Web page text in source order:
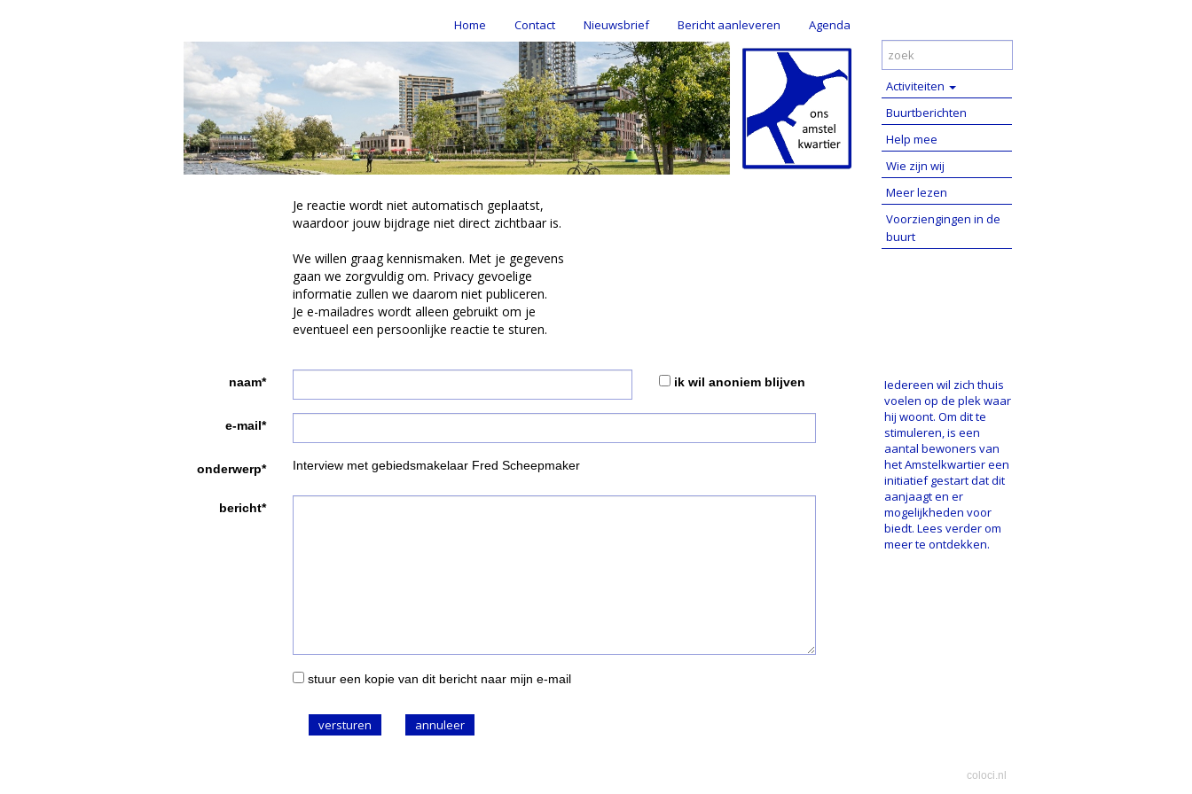
Home Contact Nieuwsbrief Bericht aanleveren Agenda
Je reactie wordt niet automatisch geplaatst,
waardoor jouw bijdrage niet direct zichtbaar is.
We willen graag kennismaken. Met je gegevens
gaan we zorgvuldig om. Privacy gevoelige
informatie zullen we daarom niet publiceren.
Je e-mailadres wordt alleen gebruikt om je
eventueel een persoonlijke reactie te sturen.
naam* ik wil anoniem blijven
e-mail*
onderwerp* Interview met gebiedsmakelaar Fred Scheepmaker
bericht*
stuur een kopie van dit bericht naar mijn e-mail
versturen
Activiteiten
Buurtberichten
Help mee
Wie zijn wij
Meer lezen
Voorziengingen in de
buurt
Iedereen wil zich thuis
voelen op de plek waar
hij woont. Om dit te
stimuleren, is een
aantal bewoners van
het Amstelkwartier een
initiatief gestart dat dit
aanjaagt en er
mogelijkheden voor
biedt. Lees verder om
meer te ontdekken.
coloci.nl